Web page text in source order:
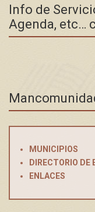
Info de
Agenda, etc…
MUNICIPIOS
DIRECTORIO DE
ENLACES